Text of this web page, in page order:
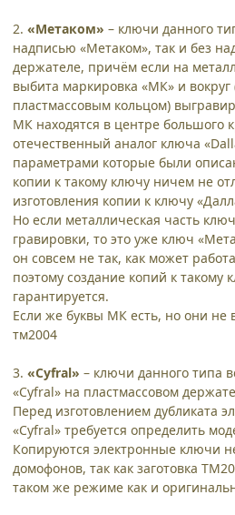
2. «Метаком» – ключи данного
надписью «Метаком», так и без
держателе, причём если на
выбита маркировка «МК» и
пластмассовым кольцом)
МК находятся в центре большого
отечественный аналог ключа
параметрами которые были
копии к такому ключу ничем не
изготовления копии к ключу
Но если металлическая часть
гравировки, то это уже ключ
он совсем не так, как может
поэтому создание копий к
гарантируется.
Если же буквы МК есть, но они не в
тм2004
3. «Сyfral» – ключи данного типа
«Cyfral» на пластмассовом
Перед изготовлением дубликата
«Cyfral» требуется определить
Копируются электронные ключи
домофонов, так как заготовка
таком же режиме как и